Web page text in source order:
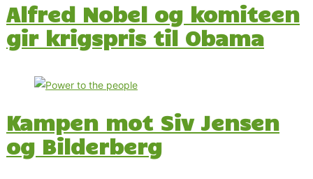
Alfred Nobel og komiteen
gir krigspris til Obama
Kampen mot Siv Jensen
og Bilderberg